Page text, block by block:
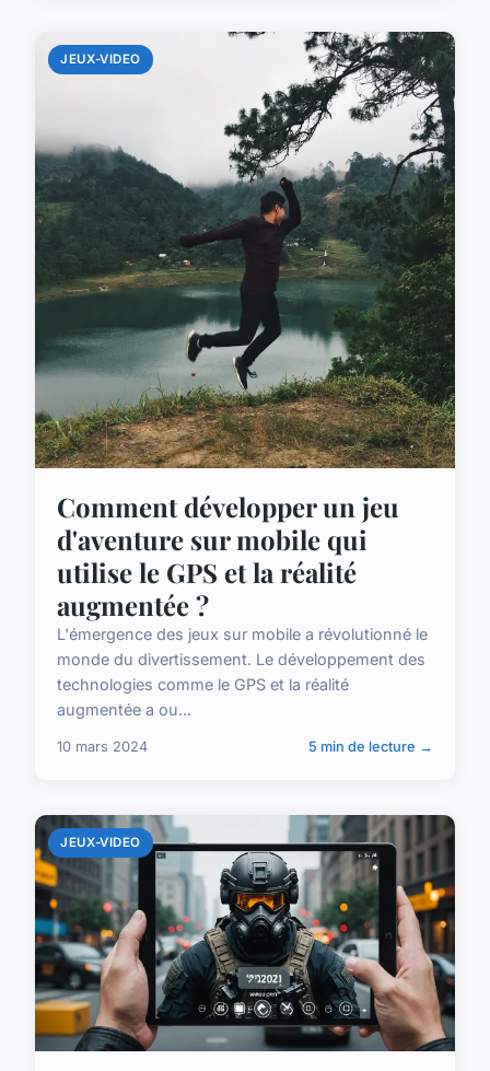
JEUX-VIDEO
Comment développer un jeu
d'aventure sur mobile qui
utilise le GPS et la réalité
augmentée ?
L'émergence des jeux sur mobile a révolutionné le
monde du divertissement. Le développement des
technologies comme le GPS et la réalité
augmentée a ou...
10 mars 2024 5 min de lecture →
JEUX-VIDEO